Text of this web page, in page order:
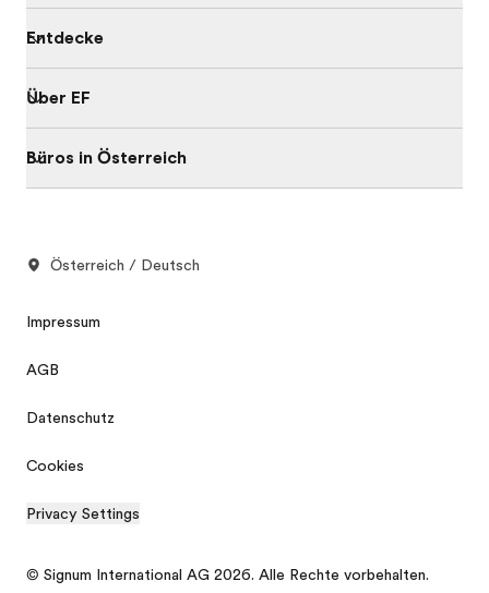
Entdecke
Über EF
Büros in Österreich
Österreich / Deutsch
Impressum
AGB
Datenschutz
Cookies
Privacy Settings
© Signum International AG 2026. Alle Rechte vorbehalten.